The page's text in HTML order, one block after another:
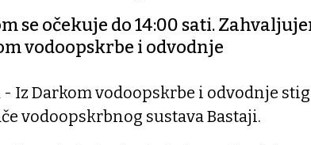
se očekuje do 14:00 sati.
vodoopskrbe i odvodnje
- Iz Darkom vodoopskrbe i odvodnje
vodoopskrbnog sustava Bastaji.